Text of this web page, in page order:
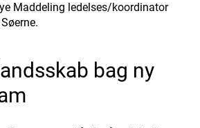
Maddeling ledelses/koordinator
bag ny